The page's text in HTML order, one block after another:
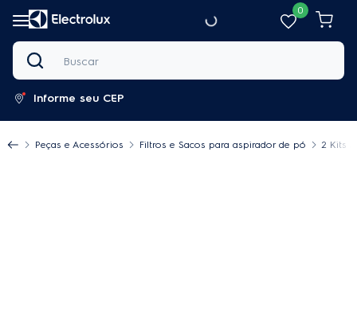
0
Buscar
Informe seu CEP
Peças e Acessórios Filtros e Sacos para aspirador de pó 2 Kits